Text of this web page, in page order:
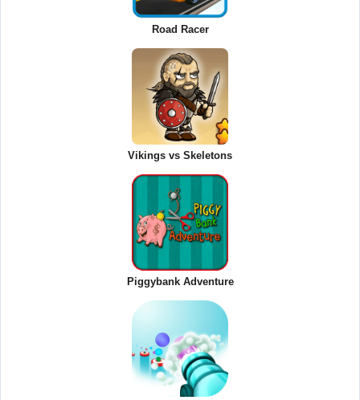
Road Racer
Vikings vs Skeletons
Piggybank Adventure